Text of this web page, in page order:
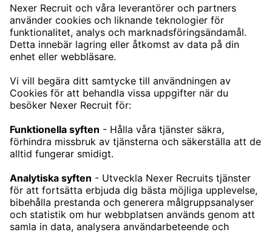
NEXERRECRUIT@NEXERGROUP.COM
TJÄNSTER
TECHREKRYTERING
CHEFSREKRYTERING
REKRYTERING ENGINEERING
KARRIÄR
LEDIGA JOBB
VÅRA KONTOR
STOCKHOLM